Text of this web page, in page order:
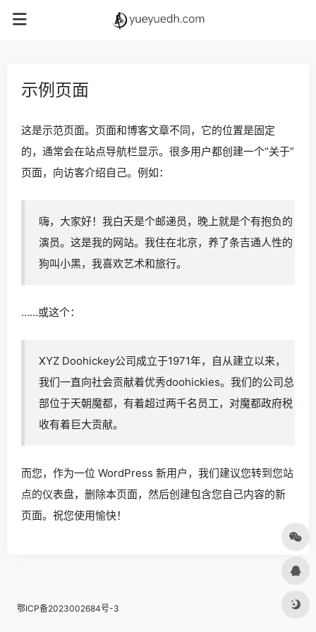
示例页面
这是示范页面。页面和博客文章不同，它的位置是固定
的，通常会在站点导航栏显示。很多用户都创建一个“关于”
页面，向访客介绍自己。例如：
嗨，大家好！我白天是个邮递员，晚上就是个有抱负的
演员。这是我的网站。我住在北京，养了条吉通人性的
狗叫小黑，我喜欢艺术和旅行。
……或这个：
XYZ Doohickey公司成立于1971年，自从建立以来，
我们一直向社会贡献着优秀doohickies。我们的公司总
部位于天朝魔都，有着超过两千名员工，对魔都政府税
收有着巨大贡献。
而您，作为一位 WordPress 新用户，我们建议您转到您站
点的仪表盘，删除本页面，然后创建包含您自己内容的新
页面。祝您使用愉快！
鄂ICP备2023002684号-3